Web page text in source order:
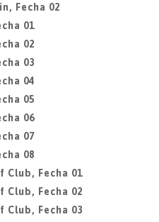
Fecha 02
01
02
03
04
05
06
07
08
Club, Fecha 01
Club, Fecha 02
Club, Fecha 03